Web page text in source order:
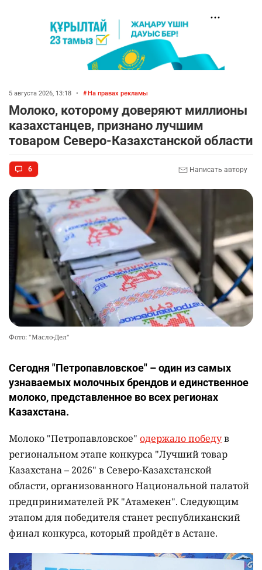
5 августа 2026, 13:18 • На правах рекламы
Молоко, которому доверяют миллионы
казахстанцев, признано лучшим
товаром Северо-Казахстанской области
6 Написать автору
Фото: "Масло-Дел"
Сегодня "Петропавловское" – один из самых
узнаваемых молочных брендов и единственное
молоко, представленное во всех регионах
Казахстана.
Молоко "Петропавловское" одержало победув
региональном этапе конкурса "Лучший товар
Казахстана – 2026" в Северо-Казахстанской
области, организованного Национальной палатой
предпринимателей РК "Атамекен". Следующим
этапом для победителя станет республиканский
финал конкурса, который пройдёт в Астане.